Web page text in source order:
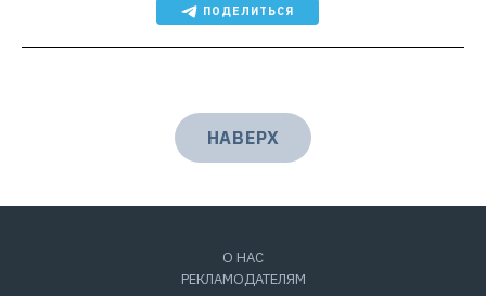
ПОДЕЛИТЬСЯ
НАВЕРХ
О НАС
РЕКЛАМОДАТЕЛЯМ